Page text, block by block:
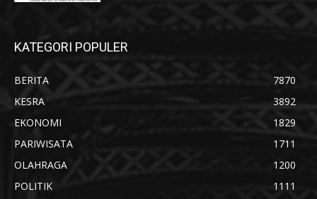
KATEGORI POPULER
BERITA
7870
KESRA
3892
EKONOMI
1829
PARIWISATA
1711
OLAHRAGA
1200
POLITIK
1111